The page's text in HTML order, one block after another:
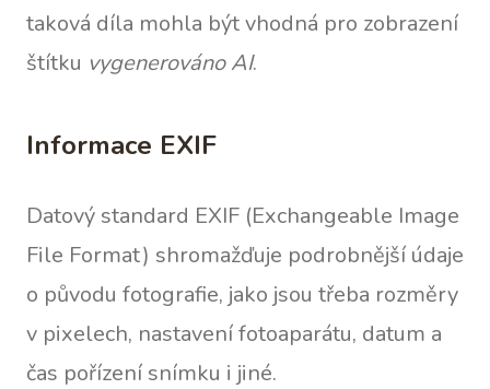
taková díla mohla být vhodná pro zobrazení
štítku vygenerováno AI.
Informace EXIF
Datový standard EXIF (Exchangeable Image
File Format) shromažďuje podrobnější údaje
o původu fotografie, jako jsou třeba rozměry
v pixelech, nastavení fotoaparátu, datum a
čas pořízení snímku i jiné.